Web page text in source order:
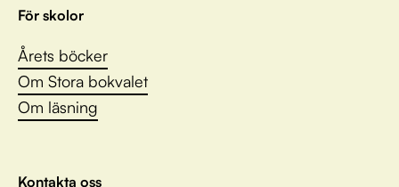
För skolor
Årets böcker
Om Stora bokvalet
Om läsning
Kontakta oss